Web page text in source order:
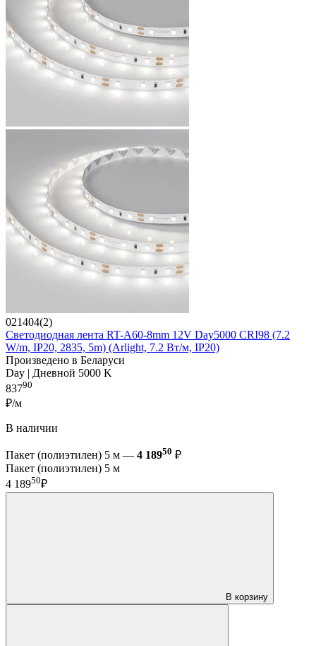
021404(2)
Светодиодная лента RT-A60-8mm 12V Day5000 CRI98 (7.2
W/m, IP20, 2835, 5m) (Arlight, 7.2 Вт/м, IP20)
Произведено в Беларуси
Day | Дневной 5000 K
83790
₽/м
В наличии
Пакет (полиэтилен) 5 м — 4 18950 ₽
Пакет (полиэтилен) 5 м
4 18950₽
В корзину